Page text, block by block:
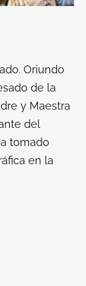
Oriundo
de la
y Maestra
del
tomado
en la